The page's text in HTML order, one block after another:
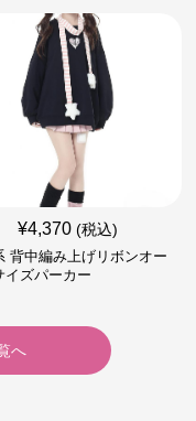
¥4,370 (税込)
背中編み上げリボンオー
イズパーカー
へ